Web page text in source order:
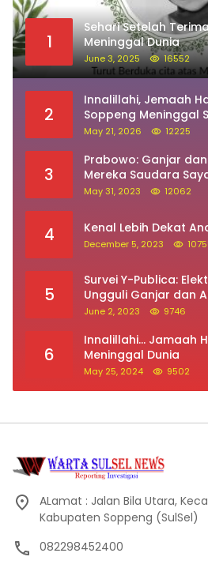
1
Sehari Setelah
Meninggal Dunia
June 3, 2025 16552
2
Innalillahi, Jemaah
Soppeng Meninggal
May 21, 2026 12225
3
Prabowo: Ganjar
Mereka Saudara
May 31, 2023 12062
4 Kenal Lebih Dekat
December 5, 2023
5
Survei Y-Publica:
Ungguli Ganjar dan
Kepuasan Terhadap
June 2, 2023 9746
6
Innalillahi… Jamaah
Meninggal Dunia
May 25, 2024 9502
ALamat : Jalan Bila Utara,
Kabupaten Soppeng (SulSel)
082298452400